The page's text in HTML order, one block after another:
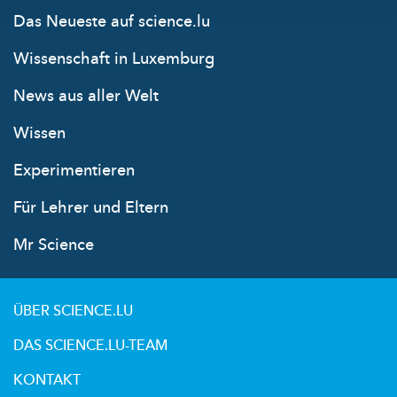
Das Neueste auf science.lu
Wissenschaft in Luxemburg
News aus aller Welt
Wissen
Experimentieren
Für Lehrer und Eltern
Mr Science
ÜBER SCIENCE.LU
DAS SCIENCE.LU-TEAM
KONTAKT